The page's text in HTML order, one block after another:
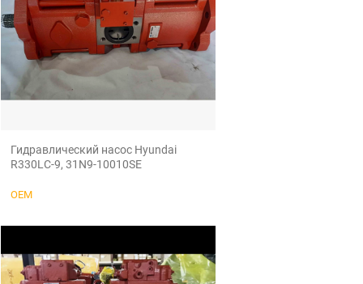
Гидравлический насос Hyundai
R330LC-9, 31N9-10010SE
OEM